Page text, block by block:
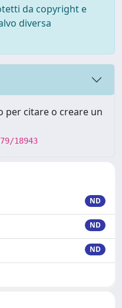
da copyright e
diversa
per citare o creare un
18943
ND
ND
ND